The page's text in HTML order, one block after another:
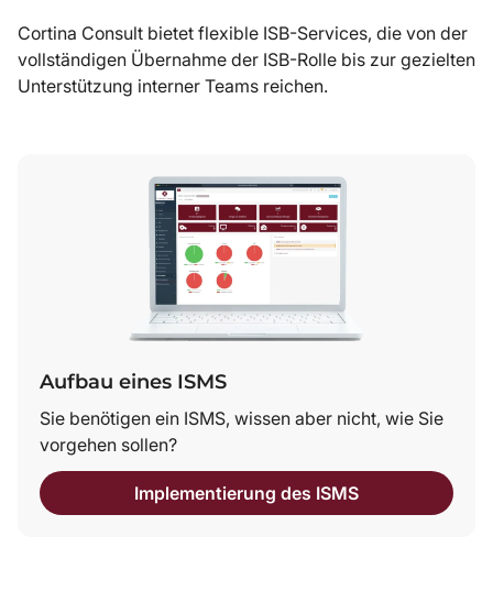
Cortina Consult bietet flexible ISB-Services, die von der
vollständigen Übernahme der ISB-Rolle bis zur gezielten
Unterstützung interner Teams reichen.
Aufbau eines ISMS
Sie benötigen ein ISMS, wissen aber nicht, wie Sie
vorgehen sollen?
Implementierung des ISMS